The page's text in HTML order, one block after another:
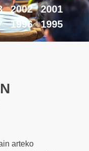
2002
2001
1996 1995
arteko